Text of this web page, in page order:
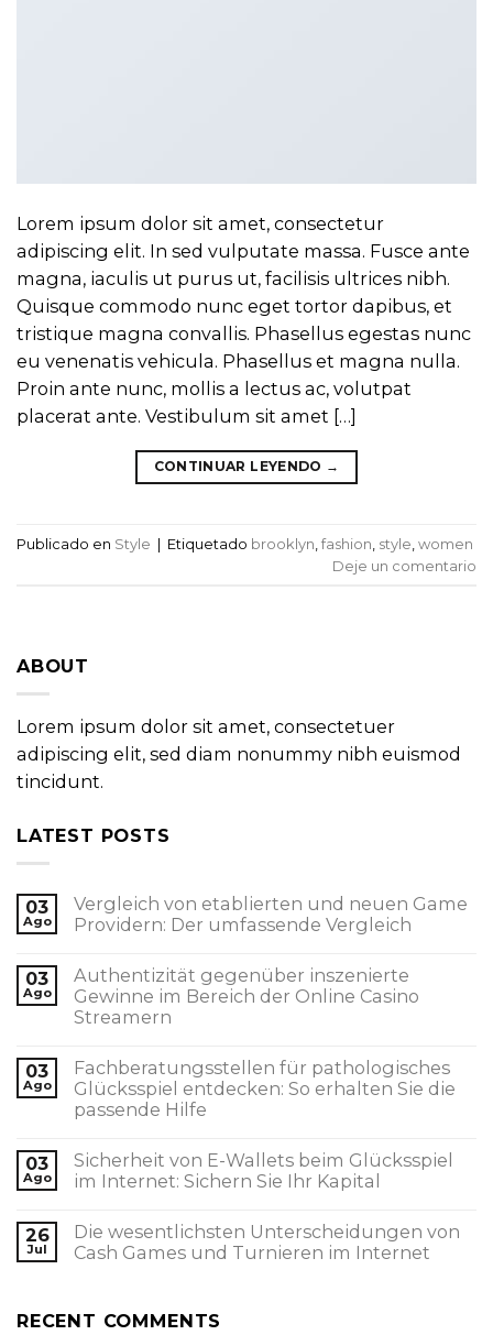
Lorem ipsum dolor sit amet, consectetur
adipiscing elit. In sed vulputate massa. Fusce ante
magna, iaculis ut purus ut, facilisis ultrices nibh.
Quisque commodo nunc eget tortor dapibus, et
tristique magna convallis. Phasellus egestas nunc
eu venenatis vehicula. Phasellus et magna nulla.
Proin ante nunc, mollis a lectus ac, volutpat
placerat ante. Vestibulum sit amet […]
CONTINUAR LEYENDO →
Publicado en Style | Etiquetado brooklyn fashion style women
Deje un comentario
ABOUT
Lorem ipsum dolor sit amet, consectetuer
adipiscing elit, sed diam nonummy nibh euismod
tincidunt.
LATEST POSTS
03
Ago
Vergleich von etablierten und neuen Game
Providern: Der umfassende Vergleich
03
Ago
Authentizität gegenüber inszenierte
Gewinne im Bereich der Online Casino
Streamern
03
Ago
Fachberatungsstellen für pathologisches
Glücksspiel entdecken: So erhalten Sie die
passende Hilfe
03
Ago
Sicherheit von E-Wallets beim Glücksspiel
im Internet: Sichern Sie Ihr Kapital
26
Jul
Die wesentlichsten Unterscheidungen von
Cash Games und Turnieren im Internet
RECENT COMMENTS